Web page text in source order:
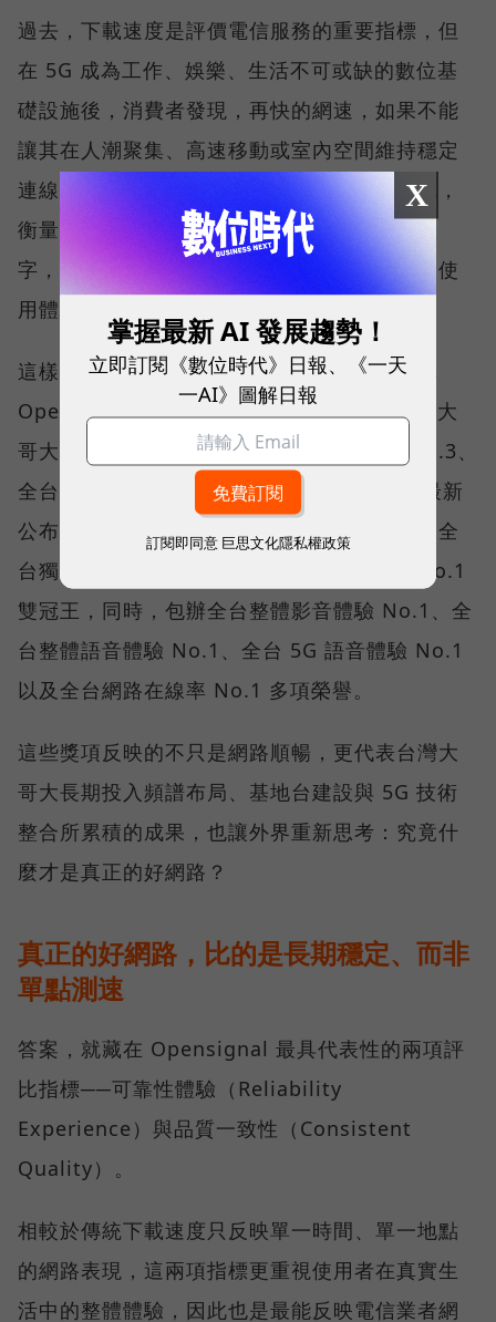
過去，下載速度是評價電信服務的重要指標，但
在 5G 成為工作、娛樂、生活不可或缺的數位基
礎設施後，消費者發現，再快的網速，如果不能
讓其在人潮聚集、高速移動或室內空間維持穩定
連線，即無法轉換成好的使用體驗，也因如此，
衡量「好網路」的標準，也逐漸從追求測速數
字，轉向任何時間、任何地點都能穩定連線的使
用體驗。
這樣的轉變，也反映在國際權威網路分析機構
Opensignal 公布的評比結果。今年初，台灣大
哥大不僅率先奪下「 4G／5G 在線率全球 No.3、
全台 No.1 」國際級榮譽，在 Opensignal 最新
公布的台灣行動網路體驗報告中，更一舉斬獲全
台獨有的「可靠性體驗」與「品質一致性」No.1
雙冠王，同時，包辦全台整體影音體驗 No.1、全
台整體語音體驗 No.1、全台 5G 語音體驗 No.1
以及全台網路在線率 No.1 多項榮譽。
這些獎項反映的不只是網路順暢，更代表台灣大
哥大長期投入頻譜布局、基地台建設與 5G 技術
整合所累積的成果，也讓外界重新思考：究竟什
麼才是真正的好網路？
真正的好網路，比的是長期穩定、而非
單點測速
答案，就藏在 Opensignal 最具代表性的兩項評
比指標──可靠性體驗（Reliability
Experience）與品質一致性（Consistent
Quality）。
相較於傳統下載速度只反映單一時間、單一地點
的網路表現，這兩項指標更重視使用者在真實生
活中的整體體驗，因此也是最能反映電信業者網
X
掌握最新 AI 發展趨勢！
立即訂閱《數位時代》日報、《一天
一AI》圖解日報
訂閱即同意 巨思文化隱私權政策